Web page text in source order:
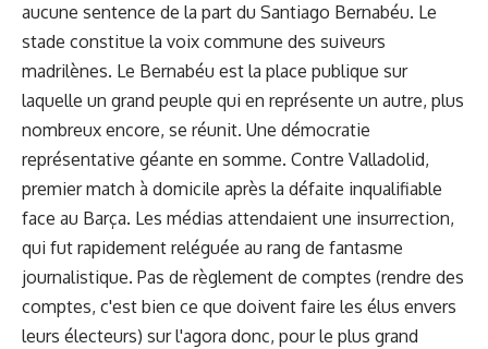
aucune sentence de la part du Santiago Bernabéu. Le
stade constitue la voix commune des suiveurs
madrilènes. Le Bernabéu est la place publique sur
laquelle un grand peuple qui en représente un autre, plus
nombreux encore, se réunit. Une démocratie
représentative géante en somme. Contre Valladolid,
premier match à domicile après la défaite inqualifiable
face au Barça. Les médias attendaient une insurrection,
qui fut rapidement reléguée au rang de fantasme
journalistique. Pas de règlement de comptes (rendre des
comptes, c'est bien ce que doivent faire les élus envers
leurs électeurs) sur l'agora donc, pour le plus grand